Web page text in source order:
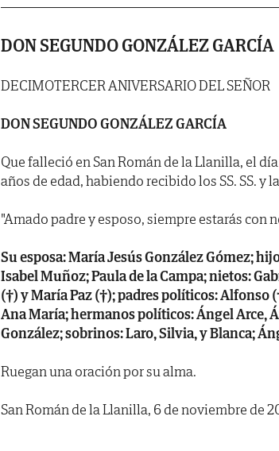
DON SEGUNDO GONZÁLEZ GARCÍA
DECIMOTERCER ANIVERSARIO DEL SEÑOR
DON SEGUNDO GONZÁLEZ GARCÍA
Que falleció en San Román de la Llanilla, el
años de edad, habiendo recibido los SS. SS. y
"Amado padre y esposo, siempre estarás con
Su esposa: María Jesús González Gómez;
Isabel Muñoz; Paula de la Campa; nietos:
(†) y María Paz (†); padres políticos: Alfonso
Ana María; hermanos políticos: Ángel Arce,
González; sobrinos: Laro, Silvia, y Blanca;
Ruegan una oración por su alma.
San Román de la Llanilla, 6 de noviembre de